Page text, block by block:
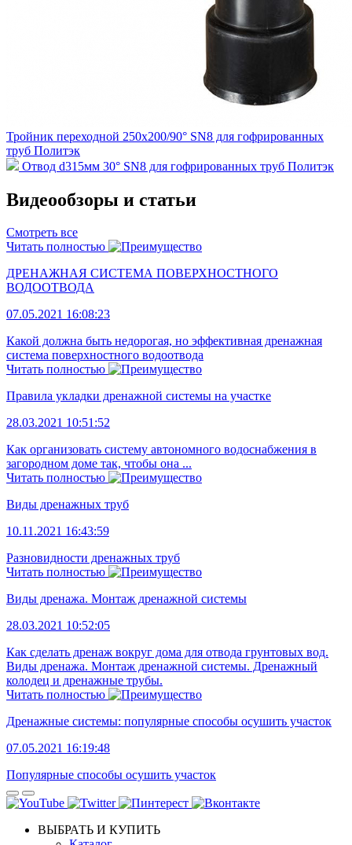
Тройник переходной 250х200/90° SN8 для гофрированных
труб Политэк
Отвод d315мм 30° SN8 для гофрированных труб Политэк
Видеообзоры и статьи
Смотреть все
Читать полностью
ДРЕНАЖНАЯ СИСТЕМА ПОВЕРХНОСТНОГО
ВОДООТВОДА
07.05.2021 16:08:23
Какой должна быть недорогая, но эффективная дренажная
система поверхностного водоотвода
Читать полностью
Правила укладки дренажной системы на участке
28.03.2021 10:51:52
Как организовать систему автономного водоснабжения в
загородном доме так, чтобы она ...
Читать полностью
Виды дренажных труб
10.11.2021 16:43:59
Разновидности дренажных труб
Читать полностью
Виды дренажа. Монтаж дренажной системы
28.03.2021 10:52:05
Как сделать дренаж вокруг дома для отвода грунтовых вод.
Виды дренажа. Монтаж дренажной системы. Дренажный
колодец и дренажные трубы.
Читать полностью
Дренажные системы: популярные способы осушить участок
07.05.2021 16:19:48
Популярные способы осушить участок
ВЫБРАТЬ И КУПИТЬ